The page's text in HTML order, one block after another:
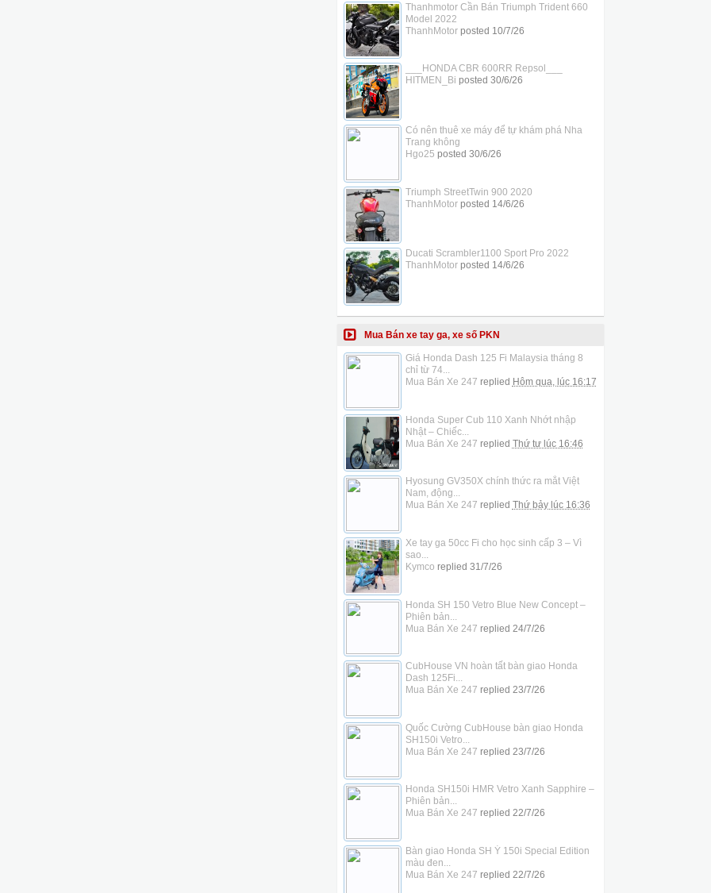
Thanhmotor Cần Bán Triumph Trident 660
Model 2022
ThanhMotorposted 10/7/26
___HONDA CBR 600RR Repsol___
HITMEN_Bi posted 30/6/26
Có nên thuê xe máy để tự khám phá Nha
Trang không
Hgo25 posted 30/6/26
Triumph StreetTwin 900 2020
ThanhMotorposted 14/6/26
Ducati Scrambler1100 Sport Pro 2022
ThanhMotorposted 14/6/26
Mua Bán xe tay ga, xe số PKN
Giá Honda Dash 125 Fi Malaysia tháng 8
chỉ từ 74...
Mua Bán Xe 247 replied Hôm qua, lúc 16:17
Honda Super Cub 110 Xanh Nhớt nhập
Nhật – Chiếc...
Mua Bán Xe 247 replied Thứ tư lúc 16:46
Hyosung GV350X chính thức ra mắt Việt
Nam, động...
Mua Bán Xe 247 replied Thứ bảy lúc 16:36
Xe tay ga 50cc Fi cho học sinh cấp 3 – Vì
sao...
Kymco replied 31/7/26
Honda SH 150 Vetro Blue New Concept –
Phiên bản...
Mua Bán Xe 247 replied 24/7/26
CubHouse VN hoàn tất bàn giao Honda
Dash 125Fi...
Mua Bán Xe 247 replied 23/7/26
Quốc Cường CubHouse bàn giao Honda
SH150i Vetro...
Mua Bán Xe 247 replied 23/7/26
Honda SH150i HMR Vetro Xanh Sapphire –
Phiên bản...
Mua Bán Xe 247 replied 22/7/26
Bàn giao Honda SH Ý 150i Special Edition
màu đen...
Mua Bán Xe 247 replied 22/7/26